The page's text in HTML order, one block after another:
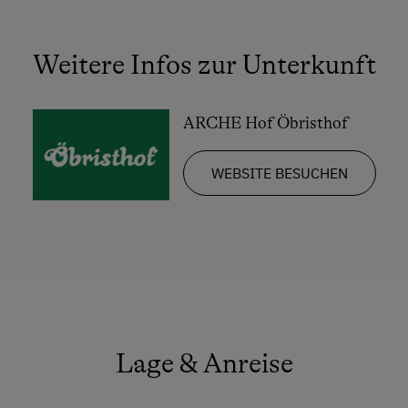
Weitere Infos zur Unterkunft
ARCHE Hof Öbristhof
WEBSITE BESUCHEN
Lage & Anreise